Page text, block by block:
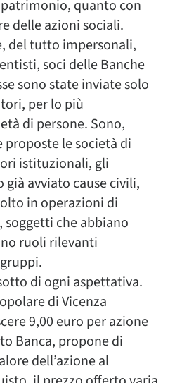
quanto con
delle azioni sociali.
del tutto impersonali,
soci delle Banche
sono state inviate solo
per lo più
di persone. Sono,
le società di
istituzionali, gli
avviato cause civili,
in operazioni di
che abbiano
ruoli rilevanti
di ogni aspettativa.
di Vicenza
9,00 euro per azione
Banca, propone di
dell’azione al